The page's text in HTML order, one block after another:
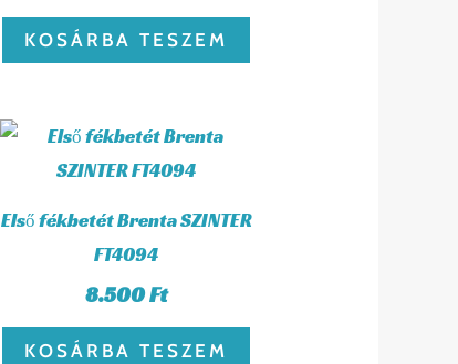
KOSÁRBA TESZEM
Első fékbetét Brenta SZINTER
FT4094
8.500Ft
KOSÁRBA TESZEM